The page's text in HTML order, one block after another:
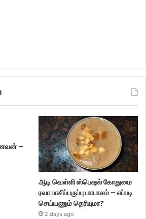
–
ஆடி வெள்ளி ஸ்பெஷல் கோதுமை
ரவா பாசிப்பருப்பு பாயாசம் – எப்படி
செய்யணும் தெரியுமா?
2 days ago